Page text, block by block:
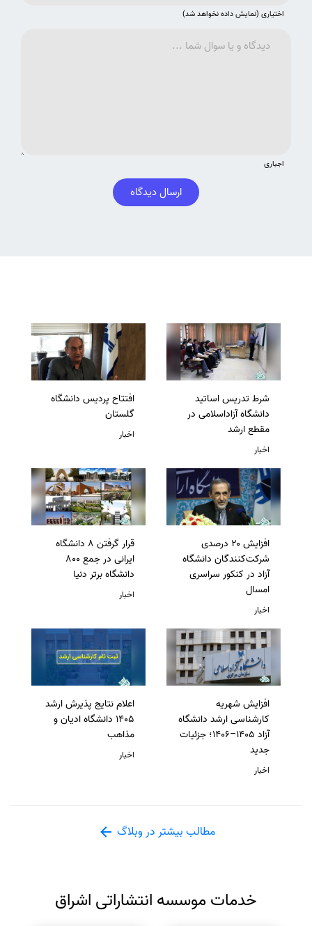
اختیاری (نمایش داده نخواهد شد)
اجباری
ارسال دیدگاه
شرط تدریس اساتید
دانشگاه آزاداسلامی در
مقطع ارشد
اخبار
افتتاح پردیس دانشگاه
گلستان
اخبار
افزایش ۲۰ درصدی
شرکت‌کنندگان دانشگاه
آزاد در کنکور سراسری
امسال
اخبار
قرار گرفتن 8 دانشگاه
ایرانی در جمع 800
دانشگاه برتر دنیا
اخبار
افزایش شهریه
کارشناسی ارشد دانشگاه
آزاد 1405–1406؛ جزئیات
جدید
اخبار
اعلام نتایج پذیرش ارشد
1405 دانشگاه ادیان و
مذاهب
اخبار
مطالب بیشتر در وبلاگ
خدمات موسسه انتشاراتی اشراق